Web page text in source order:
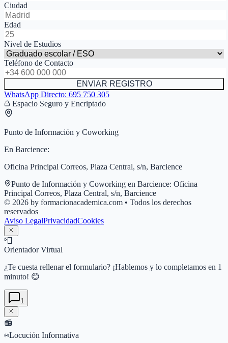
Ciudad
Edad
Nivel de Estudios
Teléfono de Contacto
ENVIAR REGISTRO
WhatsApp Directo: 695 750 305
Espacio Seguro y Encriptado
Punto de Información y Coworking
En Barcience:
Oficina Principal Correos, Plaza Central, s/n, Barcience
Punto de Información y Coworking en Barcience: Oficina
Principal Correos, Plaza Central, s/n, Barcience
© 2026 by formacionacademica.com • Todos los derechos
reservados
Aviso LegalPrivacidadCookies
📮
Orientador Virtual
¿Te cuesta rellenar el formulario? ¡Hablemos y lo completamos en 1
minuto! 😊
1
📻
Locución Informativa